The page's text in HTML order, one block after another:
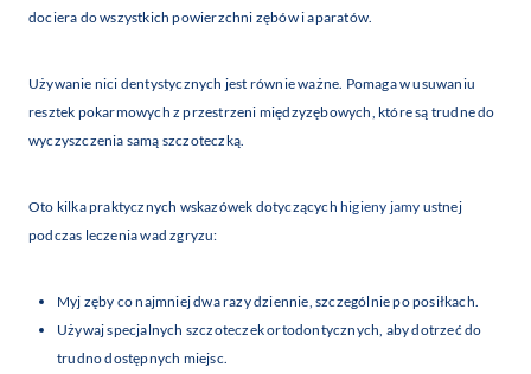
dociera do wszystkich powierzchni zębów i aparatów.
Używanie nici dentystycznych jest równie ważne. Pomaga w usuwaniu
resztek pokarmowych z przestrzeni międzyzębowych, które są trudne do
wyczyszczenia samą szczoteczką.
Oto kilka praktycznych wskazówek dotyczących higieny jamy ustnej
podczas leczenia wad zgryzu:
Myj zęby co najmniej dwa razy dziennie, szczególnie po posiłkach.
Używaj specjalnych szczoteczek ortodontycznych, aby dotrzeć do
trudno dostępnych miejsc.